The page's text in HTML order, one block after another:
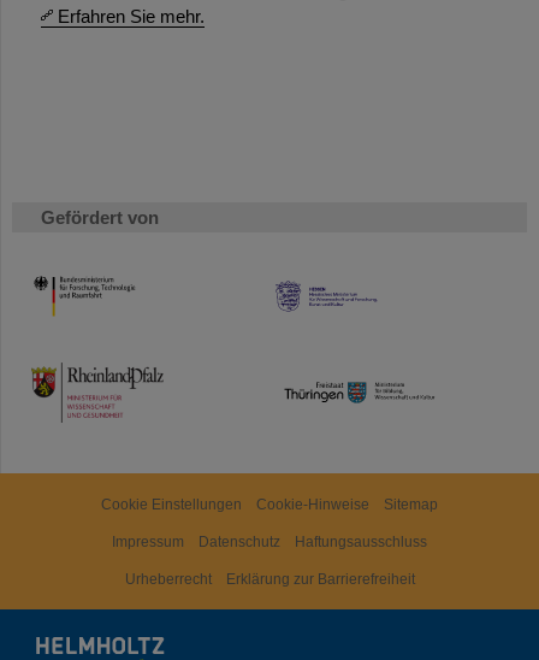
Erfahren Sie mehr.
Gefördert von
HMWK
TMWWDG
Cookie Einstellungen Cookie-Hinweise Sitemap
Impressum Datenschutz Haftungsausschluss
Urheberrecht Erklärung zur Barrierefreiheit